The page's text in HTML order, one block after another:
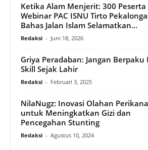
Ketika Alam Menjerit: 300 Peserta
Webinar PAC ISNU Tirto
Bahas Jalan Islam Selamatkan...
Redaksi - Juni 18, 2026
Griya Peradaban: Jangan Berpaku
Skill Sejak Lahir
Redaksi - Februari 3, 2025
NilaNugz: Inovasi Olahan
untuk Meningkatkan Gizi dan
Pencegahan Stunting
Redaksi - Agustus 10, 2024